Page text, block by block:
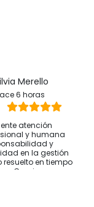
Merello
6 horas
atención
y humana
y
en la gestión
resuelto en tiempo
Gracias